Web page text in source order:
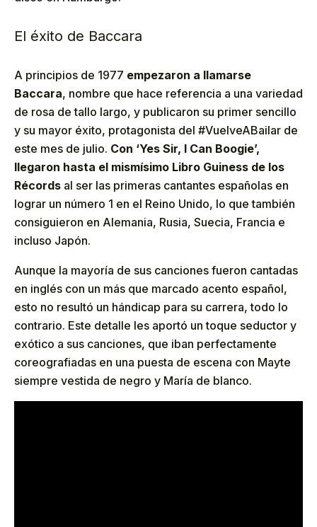
El éxito de Baccara
A principios de 1977 empezaron a llamarse
Baccara, nombre que hace referencia a una variedad
de rosa de tallo largo, y publicaron su primer sencillo
y su mayor éxito, protagonista del #VuelveABailar de
este mes de julio. Con ‘Yes Sir, I Can Boogie’,
llegaron hasta el mismísimo Libro Guiness de los
Récords al ser las primeras cantantes españolas en
lograr un número 1 en el Reino Unido, lo que también
consiguieron en Alemania, Rusia, Suecia, Francia e
incluso Japón.
Aunque la mayoría de sus canciones fueron cantadas
en inglés con un más que marcado acento español,
esto no resultó un hándicap para su carrera, todo lo
contrario. Este detalle les aportó un toque seductor y
exótico a sus canciones, que iban perfectamente
coreografiadas en una puesta de escena con Mayte
siempre vestida de negro y María de blanco.